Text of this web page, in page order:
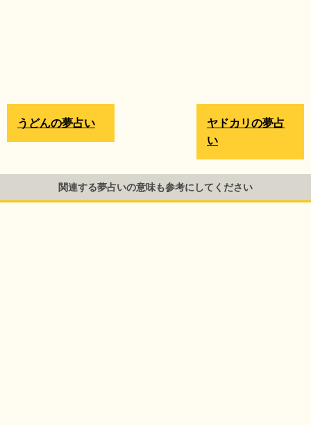
ヤドカリの夢占
い
うどんの夢占い
関連する夢占いの意味も参考にしてください